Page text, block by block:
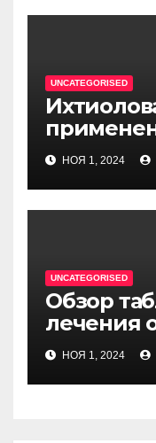
UNCATEGORISED
НОЯ 1, 2024
UNCATEGORISED
Обзор
лечения
НОЯ 1, 2024